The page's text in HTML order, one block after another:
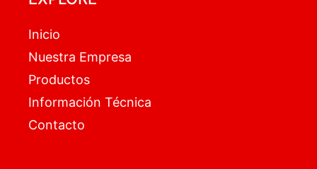
Inicio
Nuestra Empresa
Productos
Información Técnica
Contacto